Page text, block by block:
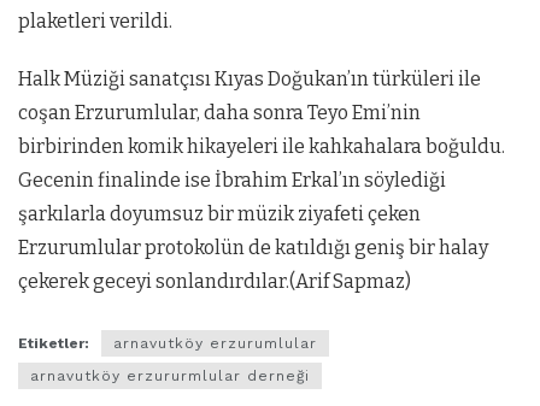
plaketleri verildi.
Halk Müziği sanatçısı Kıyas Doğukan’ın türküleri ile
coşan Erzurumlular, daha sonra Teyo Emi’nin
birbirinden komik hikayeleri ile kahkahalara boğuldu.
Gecenin finalinde ise İbrahim Erkal’ın söylediği
şarkılarla doyumsuz bir müzik ziyafeti çeken
Erzurumlular protokolün de katıldığı geniş bir halay
çekerek geceyi sonlandırdılar.(Arif Sapmaz)
Etiketler:
arnavutköy erzurumlular
arnavutköy erzururmlular derneği